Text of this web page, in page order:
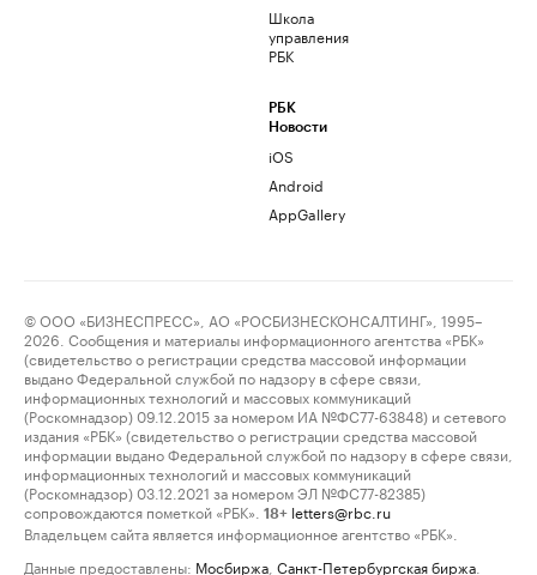
Школа
управления
РБК
РБК
Новости
iOS
Android
AppGallery
© ООО «БИЗНЕСПРЕСС», АО «РОСБИЗНЕСКОНСАЛТИНГ», 1995–
2026. Сообщения и материалы информационного агентства «РБК»
(свидетельство о регистрации средства массовой информации
выдано Федеральной службой по надзору в сфере связи,
информационных технологий и массовых коммуникаций
(Роскомнадзор) 09.12.2015 за номером ИА №ФС77-63848) и сетевого
издания «РБК» (свидетельство о регистрации средства массовой
информации выдано Федеральной службой по надзору в сфере связи,
информационных технологий и массовых коммуникаций
(Роскомнадзор) 03.12.2021 за номером ЭЛ №ФС77-82385)
сопровождаются пометкой «РБК».
18+ letters@rbc.ru
Владельцем сайта является информационное агентство «РБК».
Данные предоставлены: Мосбиржа Санкт-Петербургская биржа